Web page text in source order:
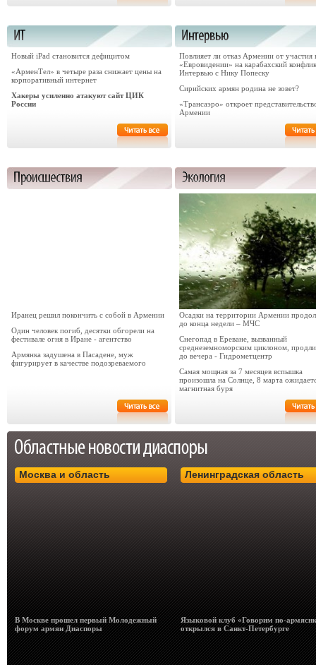
Новый iPad становится дефицитом
«АрменТел» в четыре раза снижает цены на
корпоративный интернет
Хакеры усиленно атакуют сайт ЦИК
России
Повлияет ли отказ Армении от участия
«Евровидении» на карабахский
Интервью с Нику Попеску
Сирийских армян родина не зовет?
«Трансаэро» откроет
Армении
Иранец решил покончить с собой в Армении
Один человек погиб, десятки обгорели на
фестивале огня в Иране - агентство
Армянка задушена в Пасадене, муж
фигурирует в качестве подозреваемого
Осадки на территории Армении
до конца недели – МЧС
Снегопад в Ереване, вызванный
среднеземноморским циклоном,
до вечера - Гидрометцентр
Самая мощная за 7 месяцев вспышка
произошла на Солнце, 8 марта
магнитная буря
Москва и область
В Москве прошел первый Молодежный
форум армян Диаспоры
Ленинградская область
Языковой клуб «Говорим по-
открылся в Санкт-Петербурге